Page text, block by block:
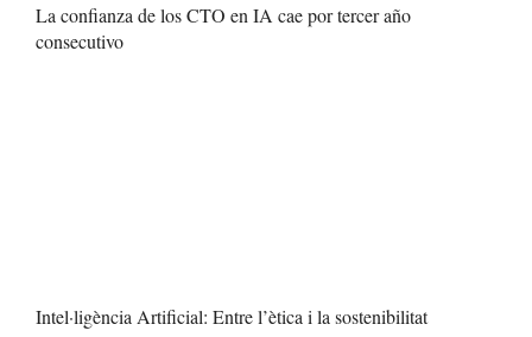
La confianza de los CTO en IA cae por tercer año
consecutivo
Intel·ligència Artificial: Entre l’ètica i la sostenibilitat